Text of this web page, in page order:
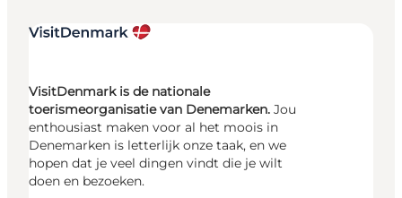
VisitDenmark is de nationale
toerismeorganisatie van Denemarken. Jou
enthousiast maken voor al het moois in
Denemarken is letterlijk onze taak, en we
hopen dat je veel dingen vindt die je wilt
doen en bezoeken.